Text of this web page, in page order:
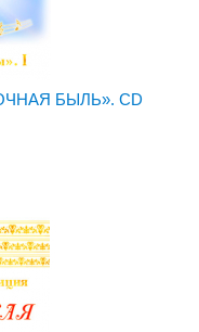
БЫЛЬ». CD